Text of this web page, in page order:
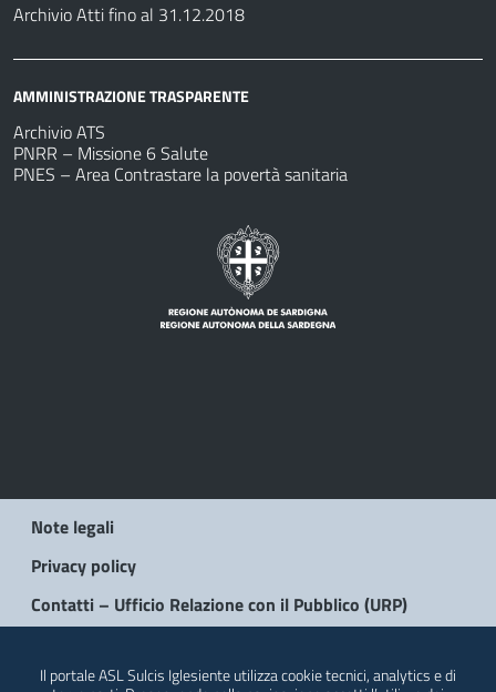
Archivio Atti fino al 31.12.2018
AMMINISTRAZIONE TRASPARENTE
Archivio ATS
PNRR – Missione 6 Salute
PNES – Area Contrastare la povertà sanitaria
Note legali
Privacy policy
Contatti – Ufficio Relazione con il Pubblico (URP)
Il portale ASL Sulcis Iglesiente utilizza cookie tecnici, analytics e di